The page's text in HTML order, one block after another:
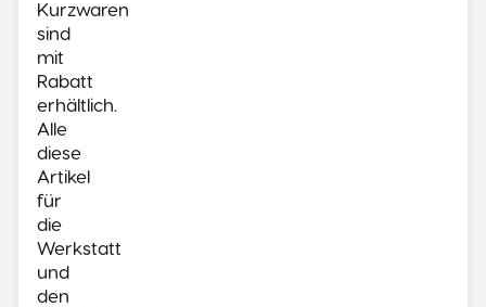
Kurzwaren
sind
mit
Rabatt
erhältlich.
Alle
diese
Artikel
für
die
Werkstatt
und
den